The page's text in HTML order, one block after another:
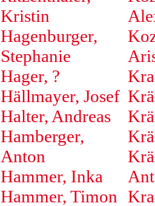
Kristin
Hagenburger,
Stephanie
Hager, ?
Hällmayer, Josef
Halter, Andreas
Hamberger,
Anton
Hammer, Inka
Hammer, Timon